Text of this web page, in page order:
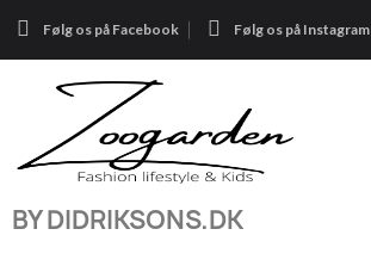
Følg os på Facebook Følg os på Instagram
BY DIDRIKSONS.DK